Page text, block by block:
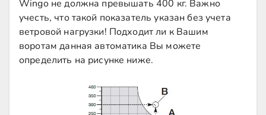
Wingo не должна превышать 400 кг. Важно
учесть, что такой показатель указан без учета
ветровой нагрузки! Подходит ли к Вашим
воротам данная автоматика Вы можете
определить на рисунке ниже.